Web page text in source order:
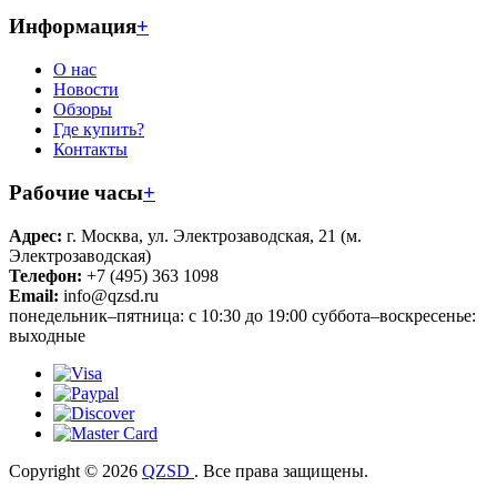
Информация+
О нас
Новости
Обзоры
Где купить?
Контакты
Рабочие часы+
Адрес: г. Москва, ул. Электрозаводская, 21 (м.
Электрозаводская)
Телефон: +7 (495) 363 1098
Email: info@qzsd.ru
понедельник–пятница: с 10:30 до 19:00 суббота–воскресенье:
выходные
Copyright © 2026 QZSD . Все права защищены.